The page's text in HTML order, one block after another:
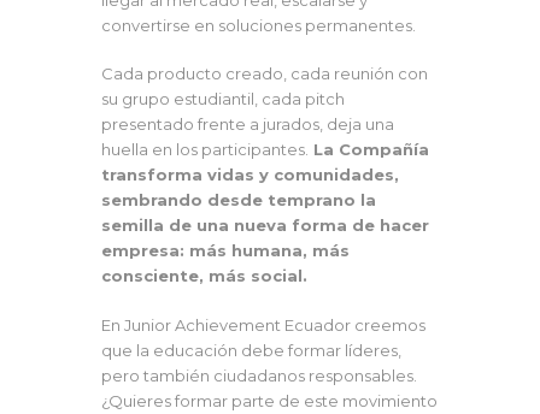
convertirse en soluciones permanentes.
Cada producto creado, cada reunión con
su grupo estudiantil, cada pitch
presentado frente a jurados, deja una
huella en los participantes. La Compañía
transforma vidas y comunidades,
sembrando desde temprano la
semilla de una nueva forma de hacer
empresa: más humana, más
consciente, más social.
En Junior Achievement Ecuador creemos
que la educación debe formar líderes,
pero también ciudadanos responsables.
¿Quieres formar parte de este movimiento